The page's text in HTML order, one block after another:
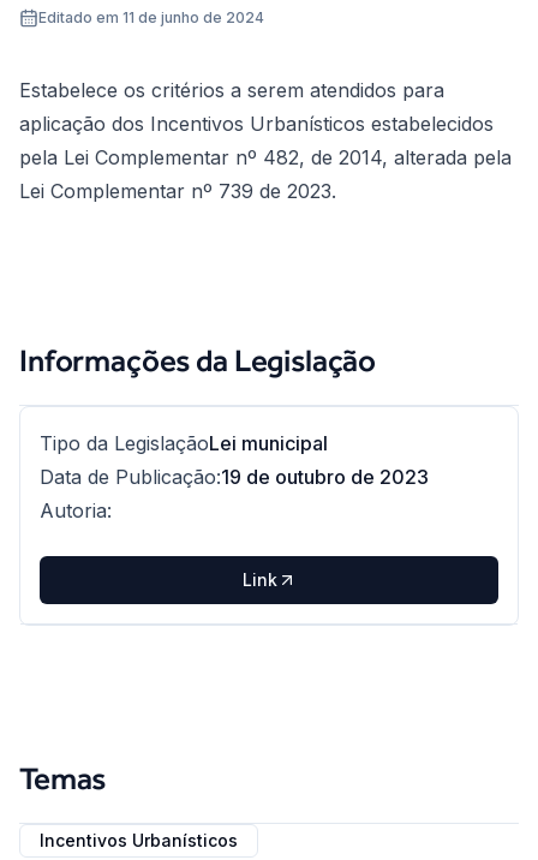
Editado em 11 de junho de 2024
Estabelece os critérios a serem atendidos para
aplicação dos Incentivos Urbanísticos estabelecidos
pela Lei Complementar nº 482, de 2014, alterada pela
Lei Complementar nº 739 de 2023.
Informações da Legislação
Tipo da LegislaçãoLei municipal
Data de Publicação:19 de outubro de 2023
Autoria:
Link
Temas
Incentivos Urbanísticos